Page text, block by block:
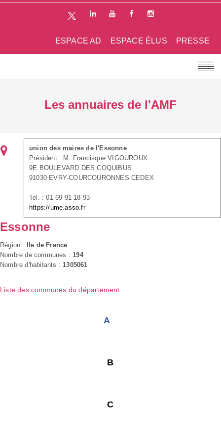
PRESSE
ESPACE ÉLUS
ESPACE AD
Les annuaires de l'AMF
union des maires de l'Essonne
Président : M. Francisque VIGOUROUX
9E BOULEVARD DES COQUIBUS
91030 EVRY-COURCOURONNES CEDEX
Tel. : 01 69 91 18 93
https://ume.asso.fr
Essonne
Région : Ile de France
Nombre de communes : 194
Nombre d'habitants : 1305061
Liste des communes du département :
A
B
C